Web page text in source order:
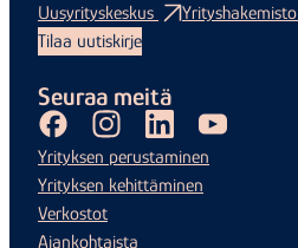
Uusyrityskeskus Yrityshakemisto
Tilaa uutiskirje
Seuraa meitä
FacebookInstagramLinkedInYoutube
Yrityksen perustaminen
Yrityksen kehittäminen
Verkostot
Ajankohtaista